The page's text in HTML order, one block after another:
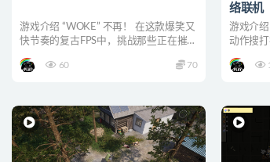
游戏介绍 “WOKE” 不再！ 在这款爆笑又
快节奏的复古FPS中，挑战那些正在摧毁
60
70
络联机
游戏介
动作搜